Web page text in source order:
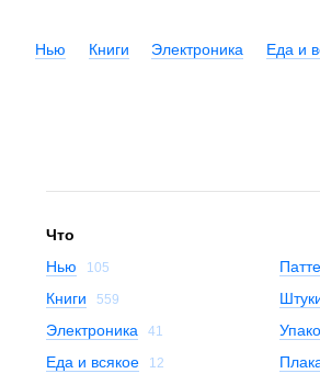
Нью Книги Электроника Еда и
Что
Нью
105
Книги 559
Электроника 41
Еда и всякое 12